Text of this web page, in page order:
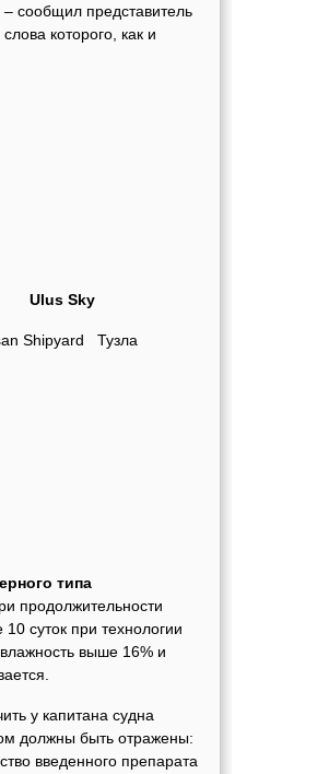
– сообщил представитель
которого, как и
Ulus Sky
Shipyard Тузла
типа
продолжительности
суток при технологии
выше 16% и
у капитана судна
должны быть отражены:
введенного препарата